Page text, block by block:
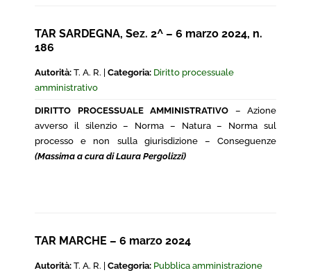
TAR SARDEGNA, Sez. 2^ – 6 marzo 2024, n.
186
Autorità: T. A. R. | Categoria: Diritto processuale
amministrativo
DIRITTO PROCESSUALE AMMINISTRATIVO – Azione
avverso il silenzio – Norma – Natura – Norma sul
processo e non sulla giurisdizione – Conseguenze
(Massima a cura di Laura Pergolizzi)
TAR MARCHE – 6 marzo 2024
Autorità: T. A. R. | Categoria: Pubblica amministrazione